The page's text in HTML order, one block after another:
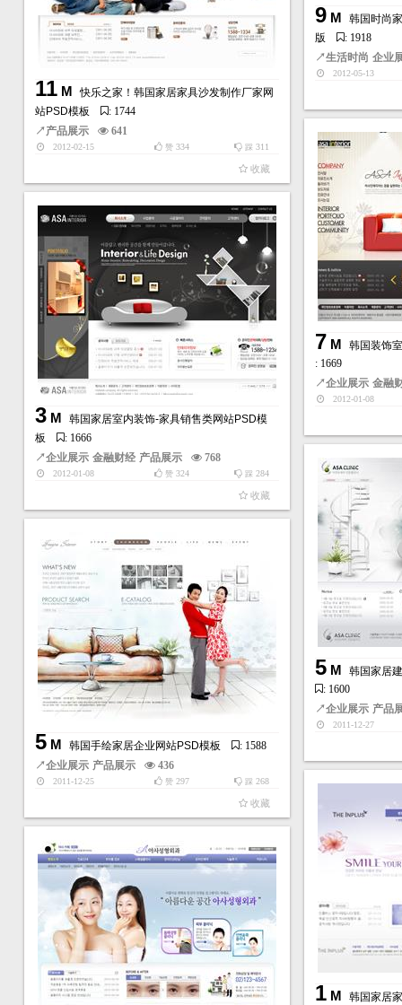
9M
韩国时尚
版
: 1918
↗生活时尚 企业
2012-05-13
11M
快乐之家！韩国家居家具沙发制作厂家网
站PSD模板
: 1744
↗产品展示 641
2012-02-15 踩 311
赞334
收藏
7 M
韩国装饰
: 1669
↗企业展示 金融
2012-01-08
3M
韩国家居室内装饰-家具销售类网站PSD模
板
: 1666
↗企业展示 金融财经 产品展示 768
2012-01-08 踩 284
赞324
收藏
5M
韩国家居
: 1600
↗企业展示 产品
2011-12-27
5M 韩国手绘家居企业网站PSD模板
: 1588
↗企业展示 产品展示 436
2011-12-25 踩 268
赞297
收藏
1M
韩国家居